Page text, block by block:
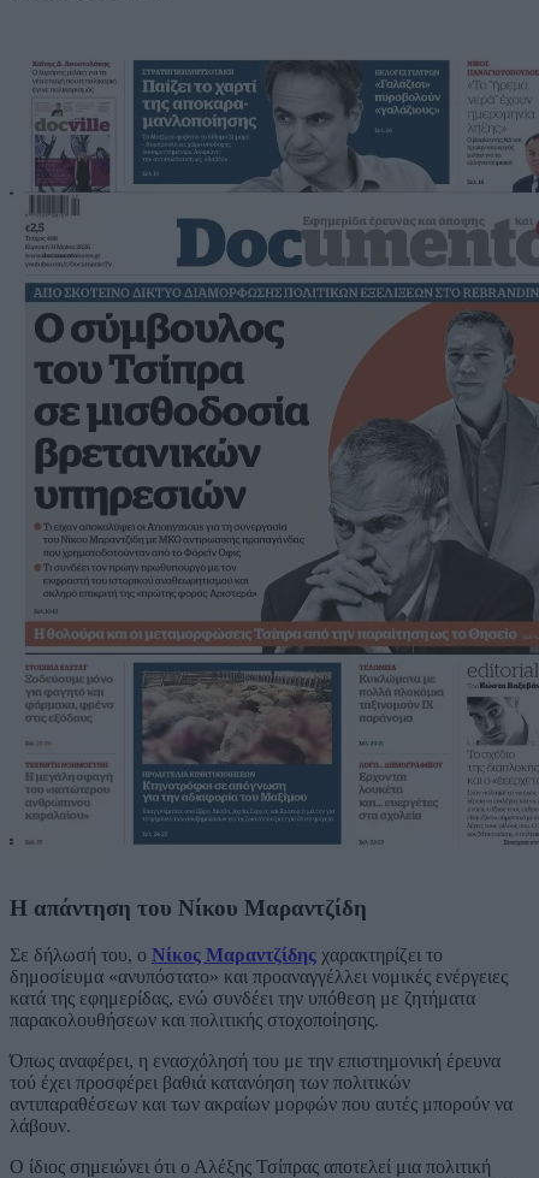
Η απάντηση του Νίκου Μαραντζίδη
Σε δήλωσή του, ο Νίκος Μαραντζίδης χαρακτηρίζει το
δημοσίευμα «ανυπόστατο» και προαναγγέλλει νομικές ενέργειες
κατά της εφημερίδας, ενώ συνδέει την υπόθεση με ζητήματα
παρακολουθήσεων και πολιτικής στοχοποίησης.
Όπως αναφέρει, η ενασχόλησή του με την επιστημονική έρευνα
τού έχει προσφέρει βαθιά κατανόηση των πολιτικών
αντιπαραθέσεων και των ακραίων μορφών που αυτές μπορούν να
λάβουν.
Ο ίδιος σημειώνει ότι ο Αλέξης Τσίπρας αποτελεί μια πολιτική